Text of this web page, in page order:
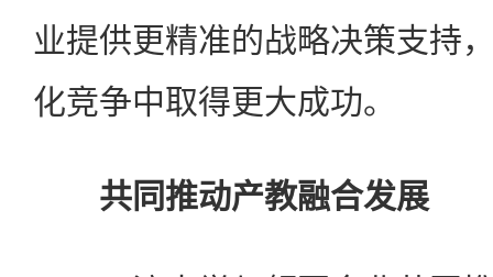
业提供更精准的战略决策支持
化竞争中取得更大成功。
共同推动产教融合发展